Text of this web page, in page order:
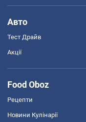
Авто
Тест Драйв
Акції
Food Oboz
Рецепти
Новини Кулінарії